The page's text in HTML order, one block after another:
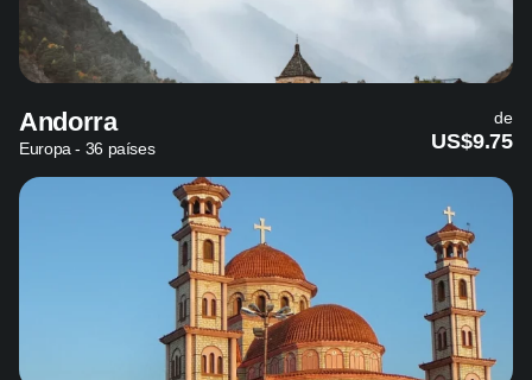
Andorra
Europa - 36 países
de
US$9.75